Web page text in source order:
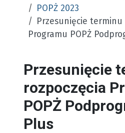
POPŻ 2023
Przesunięcie terminu
Programu POPŻ
Przesunięcie
rozpoczęcia
POPŻ
Plus